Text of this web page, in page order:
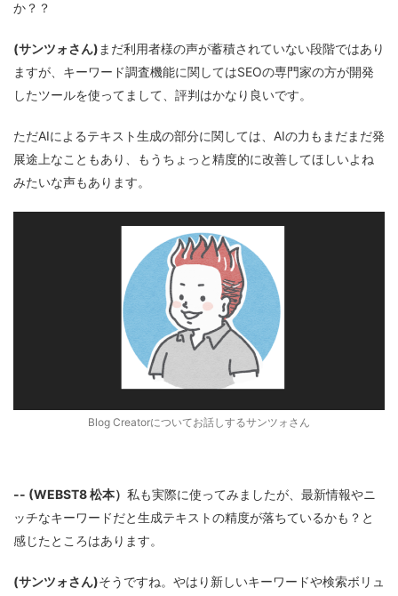
か？？
(サンツォさん) まだ利用者様の声が蓄積されていない段階ではあり
ますが、キーワード調査機能に関してはSEOの専門家の方が開発
したツールを使ってまして、評判はかなり良いです。
ただAIによるテキスト生成の部分に関しては、AIの力もまだまだ発
展途上なこともあり、もうちょっと精度的に改善してほしいよね
みたいな声もあります。
Blog Creatorについてお話しするサンツォさん
-- (WEBST8 松本） 私も実際に使ってみましたが、最新情報やニ
ッチなキーワードだと生成テキストの精度が落ちているかも？と
感じたところはあります。
(サンツォさん)そうですね。やはり新しいキーワードや検索ボリュ